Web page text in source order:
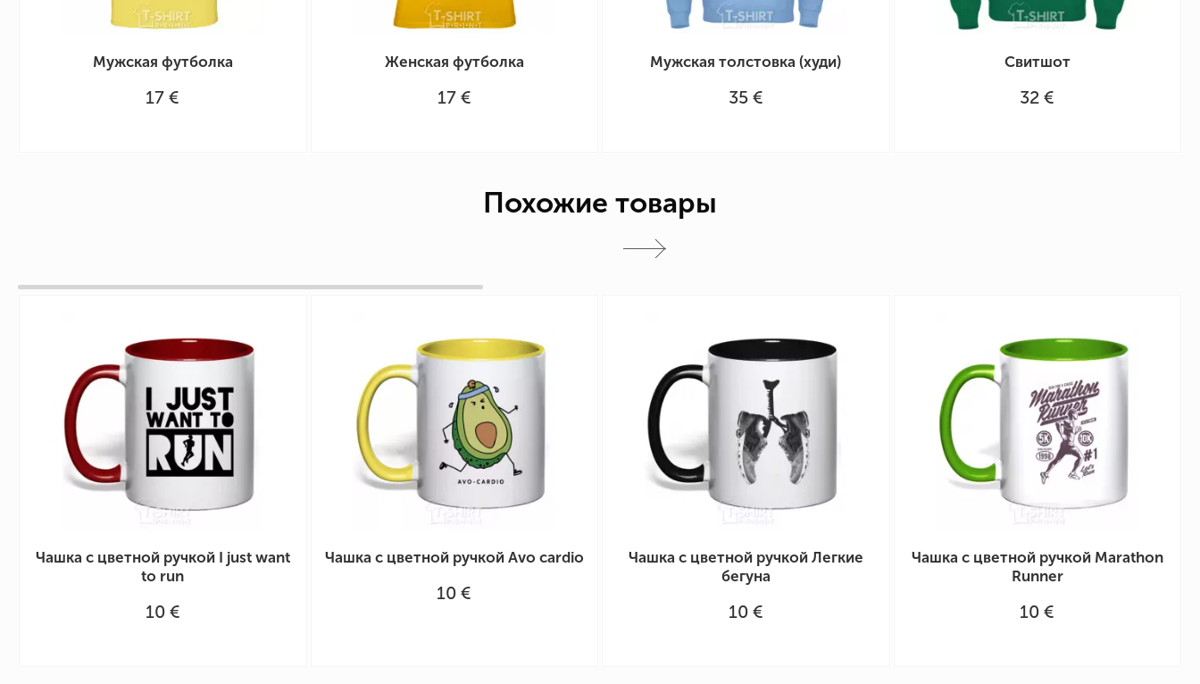
Мужская футболка
17 €
Женская футболка
17 €
Мужская толстовка (худи)
35 €
Свитшот
32 €
Похожие товары
Чашка с цветной ручкой I just want
to run
10 €
Чашка с цветной ручкой Avo cardio
10 €
Чашка с цветной ручкой Легкие
бегуна
10 €
Чашка с цветной ручкой Marathon
Runner
10 €